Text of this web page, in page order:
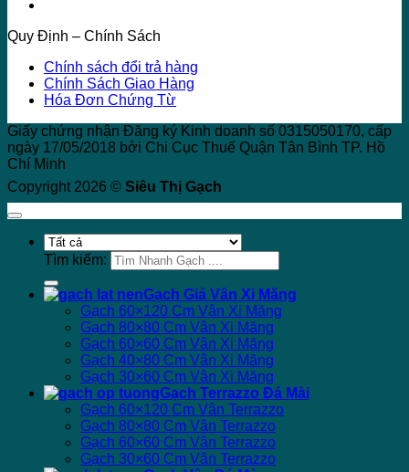
Quy Định – Chính Sách
Chính sách đổi trả hàng
Chính Sách Giao Hàng
Hóa Đơn Chứng Từ
Giấy chứng nhận Đăng ký Kinh doanh số 0315050170, cấp
ngày 17/05/2018 bởi Chi Cục Thuế Quận Tân Bình TP. Hồ
Chí Minh
Copyright 2026 © Siêu Thị Gạch
Tìm kiếm:
Gạch Giả Vân Xi Măng
Gạch 60×120 Cm Vân Xi Măng
Gạch 80×80 Cm Vân Xi Măng
Gạch 60×60 Cm Vân Xi Măng
Gạch 40×80 Cm Vân Xi Măng
Gạch 30×60 Cm Vân Xi Măng
Gạch Terrazzo Đá Mài
Gạch 60×120 Cm Vân Terrazzo
Gạch 80×80 Cm Vân Terrazzo
Gạch 60×60 Cm Vân Terrazzo
Gạch 30×60 Cm Vân Terrazzo